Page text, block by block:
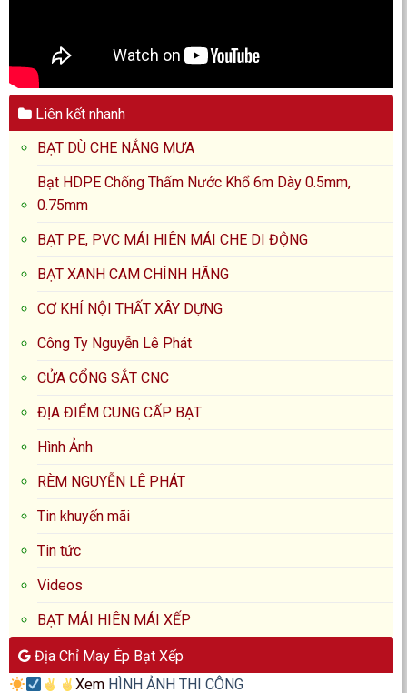
Liên kết nhanh
BẠT DÙ CHE NẮNG MƯA
Bạt HDPE Chống Thấm Nước Khổ 6m Dày 0.5mm,
0.75mm
BẠT PE, PVC MÁI HIÊN MÁI CHE DI ĐỘNG
BẠT XANH CAM CHÍNH HÃNG
CƠ KHÍ NỘI THẤT XÂY DỰNG
Công Ty Nguyễn Lê Phát
CỬA CỔNG SẮT CNC
ĐỊA ĐIỂM CUNG CẤP BẠT
Hình Ảnh
RÈM NGUYỄN LÊ PHÁT
Tin khuyến mãi
Tin tức
Videos
BẠT MÁI HIÊN MÁI XẾP
Địa Chỉ May Ép Bạt Xếp
Xem HÌNH ẢNH THI CÔNG